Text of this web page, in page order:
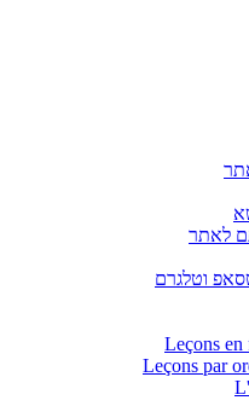
לאתר
וטלגרם
Leçons en
Leçons par